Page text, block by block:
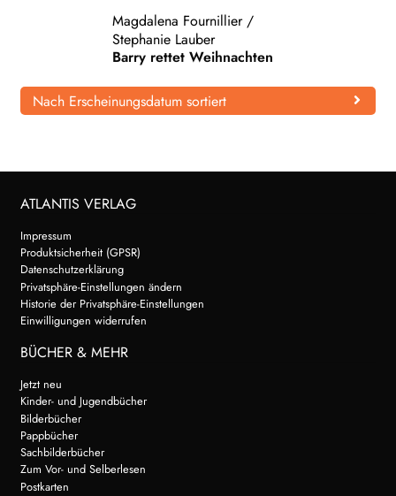
WEITERE VERLAGE
Search:
Magdalena Fournillier/
Stephanie Lauber
Barry rettet Weihnachten
Nach Erscheinungsdatum sortiert
ATLANTIS VERLAG
Impressum
Produktsicherheit (GPSR)
Datenschutzerklärung
Privatsphäre-Einstellungen ändern
Historie der Privatsphäre-Einstellungen
Einwilligungen widerrufen
BÜCHER & MEHR
Jetzt neu
Kinder- und Jugendbücher
Bilderbücher
Pappbücher
Sachbilderbücher
Zum Vor- und Selberlesen
Postkarten